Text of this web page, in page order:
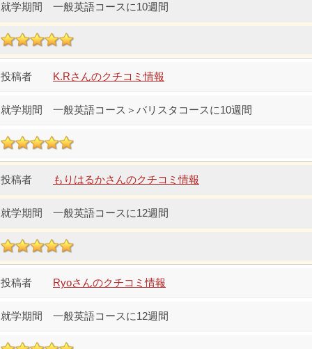
一般英語コースに10週間
K.Rさんのクチコミ情報
一般英語コース＞バリスタコースに10週間
もりはるかさんのクチコミ情報
一般英語コースに12週間
Ryoさんのクチコミ情報
一般英語コースに12週間